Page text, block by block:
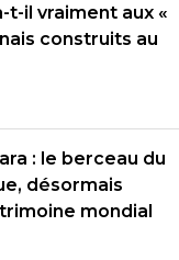
t-il vraiment aux «
construits au
: le berceau du
désormais
mondial